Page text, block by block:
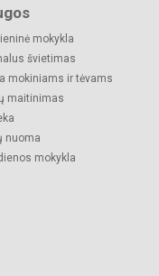
mokykla
švietimas
mokiniams ir tėvams
maitinimas
nuoma
mokykla